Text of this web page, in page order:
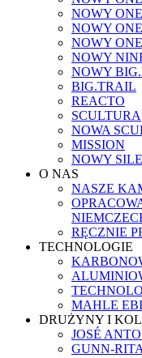
NOWY
NOWY
NOWY
NOWY
NOWY
BIG.TRAIL
REACTO
SCULTURA
NOWA
MISSION
NOWY
O NAS
NASZE
RĘCZNIE
TECHNOLOGIE
MAHLE
DRUŻYNY I
JOSÉ
GUNN-